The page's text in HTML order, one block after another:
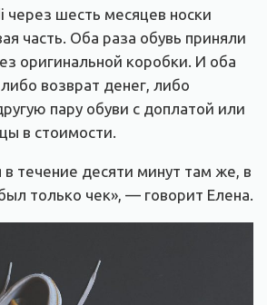
через шесть месяцев носки
часть. Оба раза обувь приняли
оригинальной коробки. И оба
возврат денег, либо
пару обуви с доплатой или
в стоимости.
течение десяти минут там же, в
только чек», — говорит Елена.